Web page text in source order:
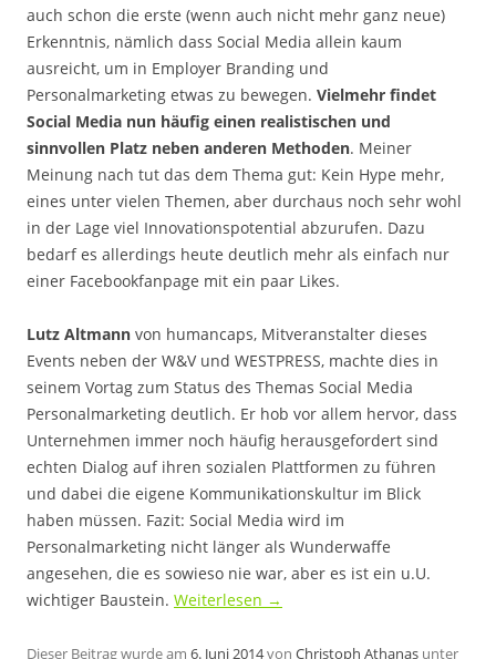
auch schon die erste (wenn auch nicht mehr ganz neue)
Erkenntnis, nämlich dass Social Media allein kaum
ausreicht, um in Employer Branding und
Personalmarketing etwas zu bewegen. Vielmehr findet
Social Media nun häufig einen realistischen und
sinnvollen Platz neben anderen Methoden. Meiner
Meinung nach tut das dem Thema gut: Kein Hype mehr,
eines unter vielen Themen, aber durchaus noch sehr wohl
in der Lage viel Innovationspotential abzurufen. Dazu
bedarf es allerdings heute deutlich mehr als einfach nur
einer Facebookfanpage mit ein paar Likes.
Lutz Altmann von humancaps, Mitveranstalter dieses
Events neben der W&V und WESTPRESS, machte dies in
seinem Vortag zum Status des Themas Social Media
Personalmarketing deutlich. Er hob vor allem hervor, dass
Unternehmen immer noch häufig herausgefordert sind
echten Dialog auf ihren sozialen Plattformen zu führen
und dabei die eigene Kommunikationskultur im Blick
haben müssen. Fazit: Social Media wird im
Personalmarketing nicht länger als Wunderwaffe
angesehen, die es sowieso nie war, aber es ist ein u.U.
wichtiger Baustein. Weiterlesen →
Dieser Beitrag wurde am 6. Juni 2014von Christoph Athanas unter